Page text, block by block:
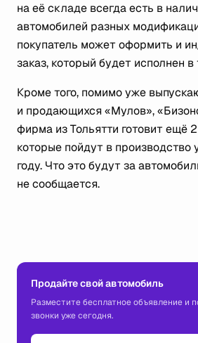
на её складе всегда есть в
автомобилей разных
покупатель может оформить и
заказ, который будет исполнен в
Кроме того, помимо уже
и продающихся «Мулов»,
фирма из Тольятти готовит ещё
которые пойдут в
году. Что это будут за
не сообщается.
Продайте свой автомобиль
Разместите бесплатное объявление и
звонки уже сегодня.